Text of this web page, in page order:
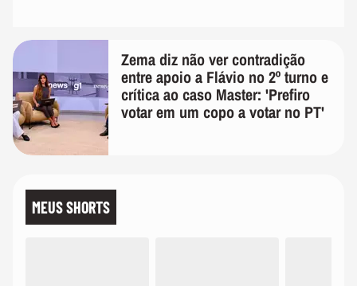
Zema diz não ver contradição
entre apoio a Flávio no 2º turno e
crítica ao caso Master: 'Prefiro
votar em um copo a votar no PT'
MEUS SHORTS